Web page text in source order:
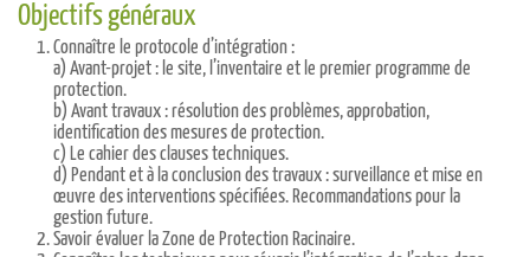
Objectifs généraux
Connaître le protocole d’intégration :
a) Avant-projet : le site, l’inventaire et le premier programme de
protection.
b) Avant travaux : résolution des problèmes, approbation,
identification des mesures de protection.
c) Le cahier des clauses techniques.
d) Pendant et à la conclusion des travaux : surveillance et mise en
œuvre des interventions spécifiées. Recommandations pour la
gestion future.
Savoir évaluer la Zone de Protection Racinaire.